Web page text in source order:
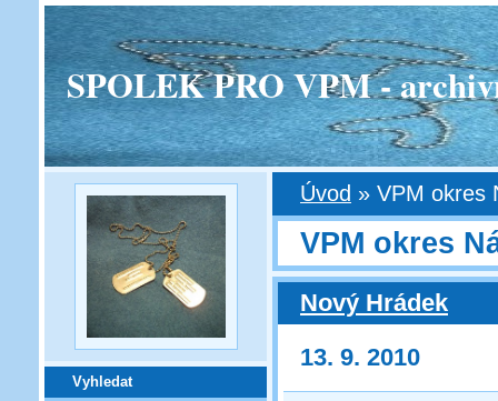
SPOLEK PRO VPM -
Vyhledat
Úvod » VPM okres
VPM okres
Nový Hrádek
13. 9. 2010